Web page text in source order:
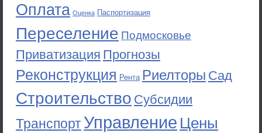
Оплата Оценка Паспортизация
Переселение Подмосковье
Приватизация Прогнозы
Реконструкция Рента Риелторы Сад
Строительство Субсидии
ТранспортУправление Цены